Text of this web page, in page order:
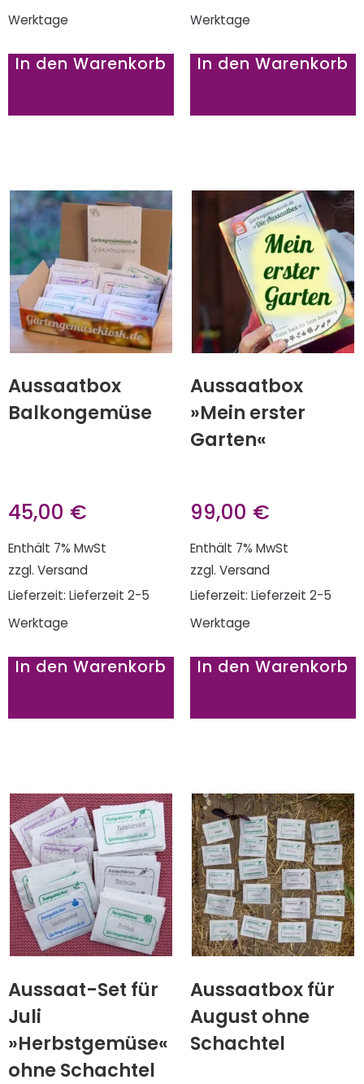
Werktage
In den Warenkorb
Werktage
In den Warenkorb
Aussaatbox
Balkongemüse
45,00 €
Enthält 7% MwSt
zzgl. Versand
Lieferzeit: Lieferzeit 2-5
Werktage
In den Warenkorb
Aussaatbox
»Mein erster
Garten«
99,00 €
Enthält 7% MwSt
zzgl. Versand
Lieferzeit: Lieferzeit 2-5
Werktage
In den Warenkorb
Aussaat-Set für
Juli
»Herbstgemüse«
ohne Schachtel
Aussaatbox für
August ohne
Schachtel